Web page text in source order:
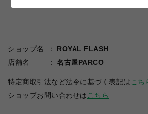
ショップ名
ROYAL FLASH
店舗名
名古屋PARCO
特定商取引法など法令に基づく表記は こち
ショップお問い合わせは こちら